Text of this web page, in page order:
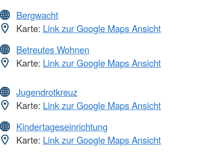
Bergwacht
Karte: Link zur Google Maps Ansicht
Betreutes Wohnen
Karte: Link zur Google Maps Ansicht
Jugendrotkreuz
Karte: Link zur Google Maps Ansicht
Kindertageseinrichtung
Karte: Link zur Google Maps Ansicht